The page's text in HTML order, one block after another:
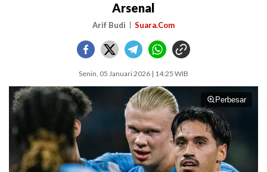
Arsenal
Arif Budi Suara.Com
Senin, 05 Januari 2026 | 14:25 WIB
Perbesar